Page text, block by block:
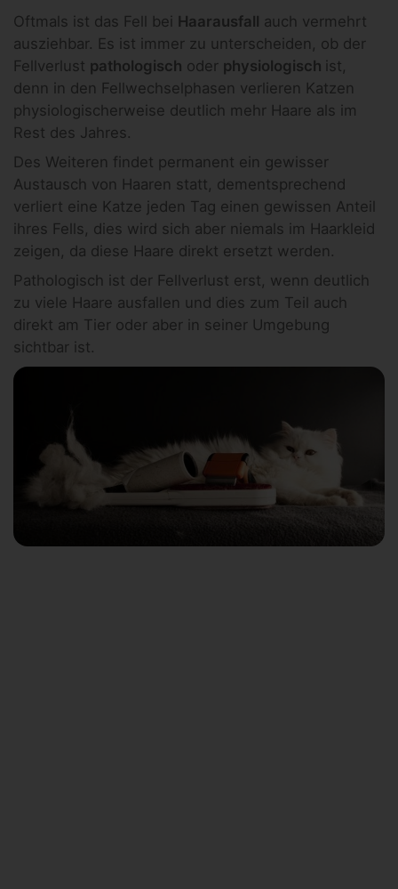
Oftmals ist das Fell bei Haarausfall auch vermehrt
ausziehbar. Es ist immer zu unterscheiden, ob der
Fellverlust pathologisch oder physiologisch ist,
denn in den Fellwechselphasen verlieren Katzen
physiologischerweise deutlich mehr Haare als im
Rest des Jahres.
Des Weiteren findet permanent ein gewisser
Austausch von Haaren statt, dementsprechend
verliert eine Katze jeden Tag einen gewissen Anteil
ihres Fells, dies wird sich aber niemals im Haarkleid
zeigen, da diese Haare direkt ersetzt werden.
Pathologisch ist der Fellverlust erst, wenn deutlich
zu viele Haare ausfallen und dies zum Teil auch
direkt am Tier oder aber in seiner Umgebung
sichtbar ist.